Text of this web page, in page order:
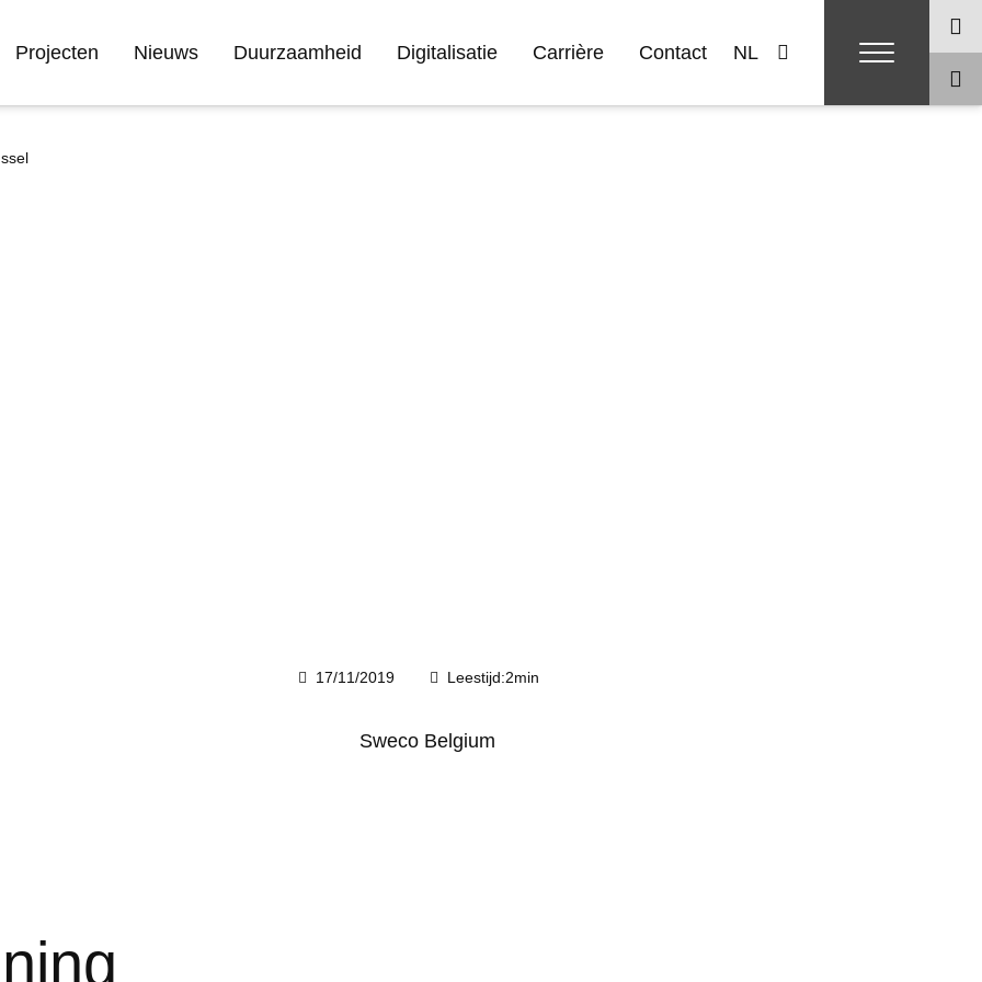
Projecten Nieuws Duurzaamheid Digitalisatie Carrière Contact NL
17/11/2019 Leestijd:2min
Sweco Belgium